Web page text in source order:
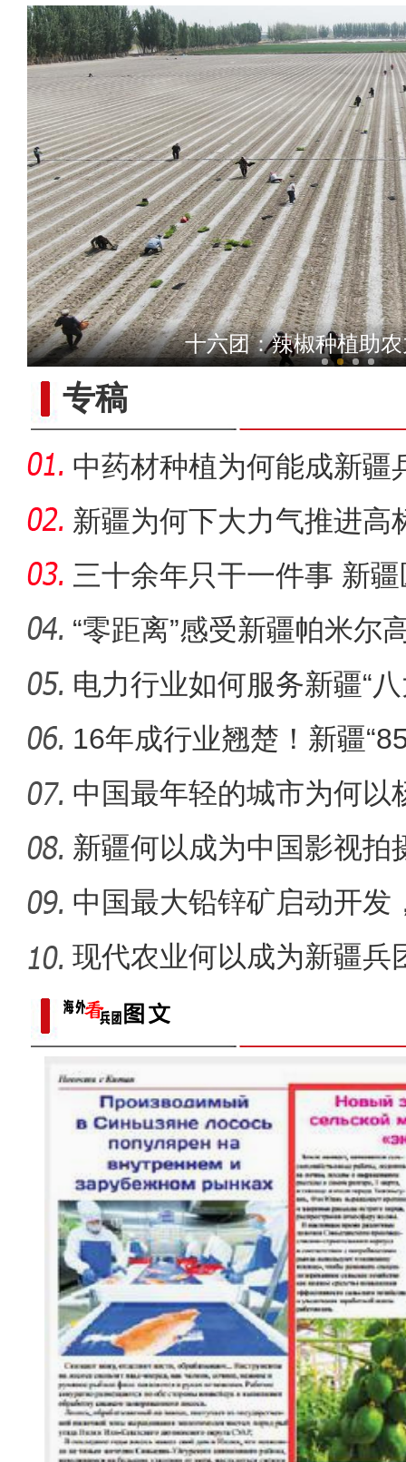
新疆生产建设兵团“民间
乌什县政协开展“政阅读·
十六团：辣椒种植助
专稿
中药材种植为何能成新疆
道？
新疆为何下大力气推进高
三十余年只干一件事 新疆
“零距离”感受新疆帕米尔
电力行业如何服务新疆“
16年成行业翘楚！新疆
酿造
中国最年轻的城市为何以
新疆何以成为中国影视拍
中国最大铅锌矿启动开发
级铅锌
现代农业何以成为新疆兵